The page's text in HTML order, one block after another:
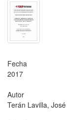
Fecha
2017
Autor
Terán Lavilla, José